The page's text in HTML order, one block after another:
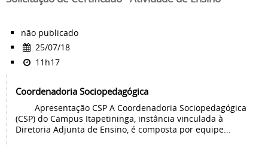
não publicado
25/07/18
11h17
Coordenadoria Sociopedagógica
Apresentação CSP A Coordenadoria Sociopedagógica
(CSP) do Campus Itapetininga, instância vinculada à
Diretoria Adjunta de Ensino, é composta por equipe...